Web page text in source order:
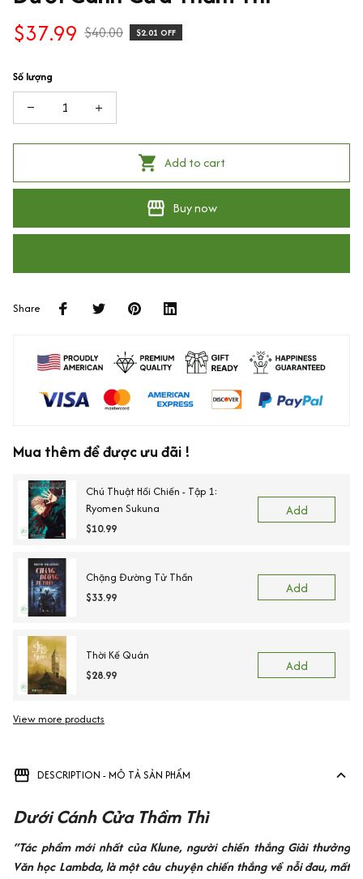
$37.99 $40.00 $2.01 OFF
Số lượng
Add to cart
Buy now
Share
Mua thêm để được ưu đãi !
Chú Thuật Hồi Chiến - Tập 1:
Ryomen Sukuna
$10.99
Add
Chặng Đường Tử Thần
$33.99
Add
Thời Kế Quán
$28.99
Add
View more products
DESCRIPTION - MÔ TẢ SẢN PHẨM
Dưới Cánh Cửa Thầm Thì
“Tác phẩm mới nhất của Klune, người chiến thắng Giải thưởng
Văn học Lambda, là một câu chuyện chiến thắng về nỗi đau, mất